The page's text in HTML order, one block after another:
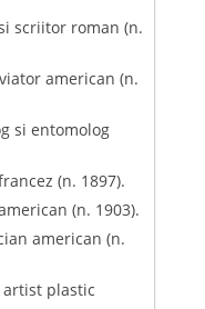
scriitor roman (n.
american (n.
si entomolog
(n. 1897).
(n. 1903).
american (n.
artist plastic